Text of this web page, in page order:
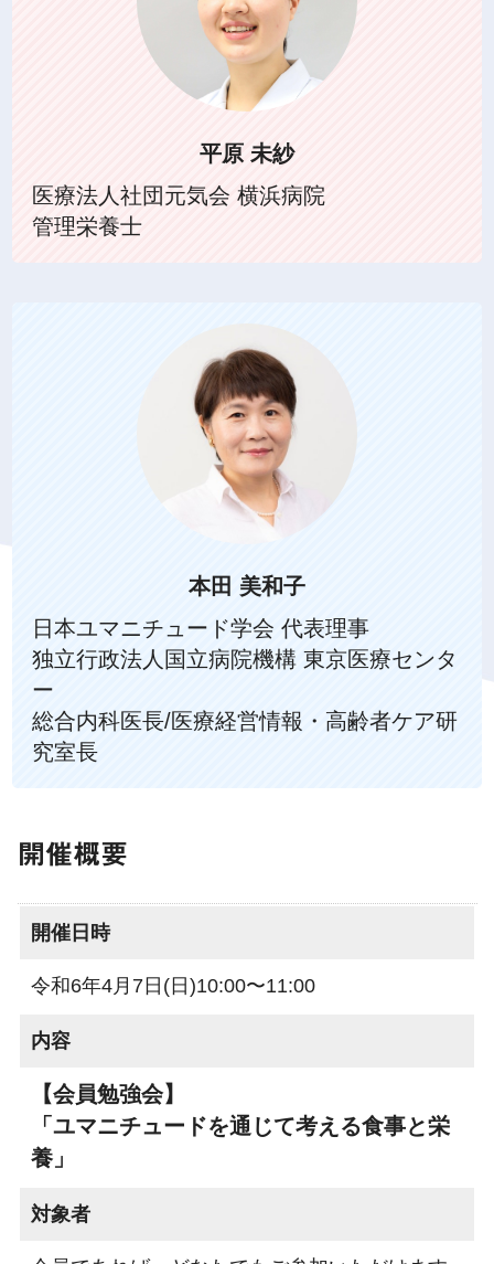
平原 未紗
医療法人社団元気会 横浜病院
管理栄養士
本田 美和子
日本ユマニチュード学会 代表理事
独立行政法人国立病院機構 東京医療センタ
ー
総合内科医長/医療経営情報・高齢者ケア研
究室長
開催概要
開催日時
令和6年4月7日(日)10:00〜11:00
内容
【会員勉強会】
「ユマニチュードを通じて考える食事と栄
養」
対象者